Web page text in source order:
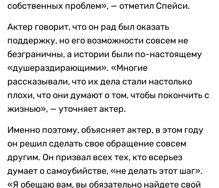
собственных проблем», — отметил Спейси.
Актер говорит, что он рад был оказать
поддержку, но его возможности совсем не
безграничны, а истории были по-настоящему
«душераздирающими». «Многие
рассказывали, что их дела стали настолько
плохи, что они думают о том, чтобы покончить с
жизнью», — уточняет актер.
Именно поэтому, объясняет актер, в этом году
он решил сделать свое обращение совсем
другим. Он призвал всех тех, кто всерьез
думает о самоубийстве, «не делать этот шаг».
«Я обещаю вам, вы обязательно найдете свой